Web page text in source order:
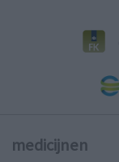
medicijnen